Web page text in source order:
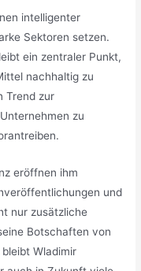
intelligenter
Sektoren setzen.
ein zentraler Punkt,
nachhaltig zu
Trend zur
zu
eröffnen ihm
und
nur zusätzliche
Botschaften von
Wladimir